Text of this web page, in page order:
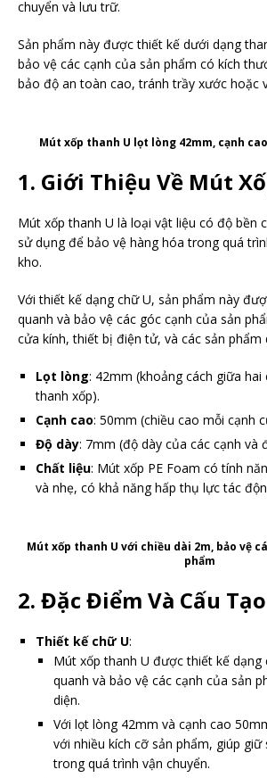
chuyển và lưu trữ.
Sản phẩm này được thiết kế dưới dạng
bảo vệ các cạnh của sản phẩm có kích
bảo độ an toàn cao, tránh trầy xước hoặc
Mút xốp thanh U lọt lòng 42mm, cạnh
1. Giới Thiệu Về Mút
Mút xốp thanh U là loại vật liệu có độ bền
sử dụng để bảo vệ hàng hóa trong quá
kho.
Với thiết kế dạng chữ U, sản phẩm này
quanh và bảo vệ các góc cạnh của sản
cửa kính, thiết bị điện tử, và các sản phẩm
Lọt lòng: 42mm (khoảng cách giữa hai
thanh xốp).
Cạnh cao: 50mm (chiều cao mỗi cạnh
Độ dày: 7mm (độ dày của các cạnh và
Chất liệu: Mút xốp PE Foam có tính
và nhẹ, có khả năng hấp thụ lực tác
Mút xốp thanh U với chiều dài 2m, bảo vệ
phẩm
2. Đặc Điểm Và Cấu Tạo
Thiết kế chữ U:
Mút xốp thanh U được thiết kế dạng
quanh và bảo vệ các cạnh của sản
diện.
Với lọt lòng 42mm và cạnh cao
với nhiều kích cỡ sản phẩm, giúp
trong quá trình vận chuyển.